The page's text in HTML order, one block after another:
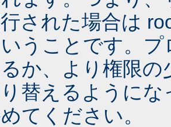
された場合は
いうことです。
か、より権限の
替えるように
てください。